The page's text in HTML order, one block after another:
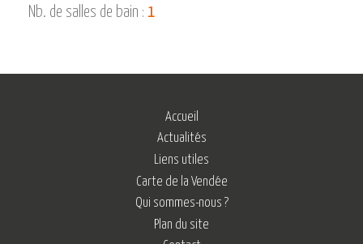
Nb. de salles de bain : 1
Accueil
Actualités
Liens utiles
Carte de la Vendée
Qui sommes-nous ?
Plan du site